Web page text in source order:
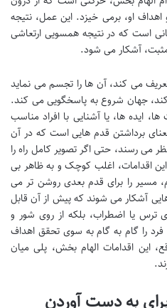
اهداف او، برمی خیزد. این عمل، نتیجه
است که در نتیجه همسویی ارتعاشی
آشکار می شود.
می کند، آن ها را تجسم می نماید
کند، جهان شروع به پاسخگویی می کند.
ایده ها، یا آشنایی با افراد مناسب
برداشتن قدم هایی است که در آن
می رسند، حتی اگر تصویر کامل راه را
اقدامات، اغلب کوچک و به ظاهر بی
مسیر را برای قدم بعدی روشن تر می
آشکار می شوند که پیش از آن قابل
ترس یا اضطراب، بلکه از روی شور و
را گام به گام به سوی تحقق اهداف
این اقدامات الهام بخش، پلی میان
به دست آوردن